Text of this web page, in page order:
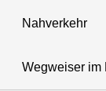
Nahverkehr
Wegweiser im